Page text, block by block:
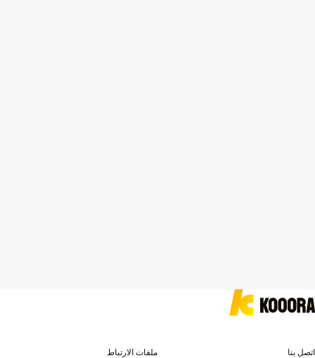
اتصل بنا ملفات الارتباط